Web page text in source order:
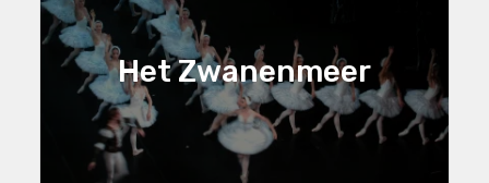
Het Zwanenmeer